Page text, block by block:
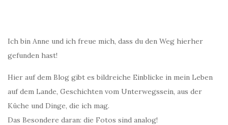
Ich bin Anne und ich freue mich, dass du den Weg hierher
gefunden hast!
Hier auf dem Blog gibt es bildreiche Einblicke in mein Leben
auf dem Lande, Geschichten vom Unterwegssein, aus der
Küche und Dinge, die ich mag.
Das Besondere daran: die Fotos sind analog!